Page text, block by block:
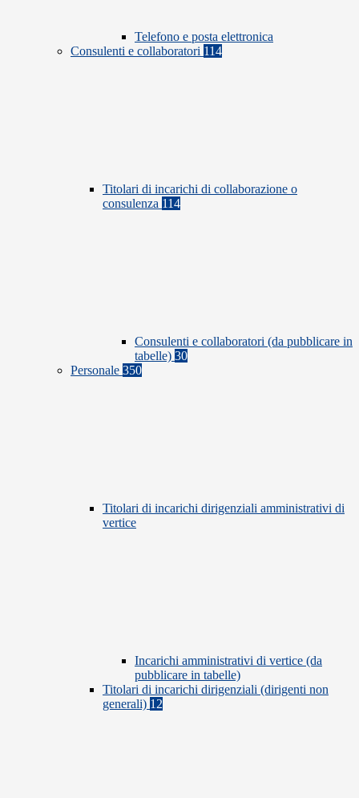
Telefono e posta elettronica
Consulenti e collaboratori 114
Titolari di incarichi di collaborazione o
consulenza 114
Consulenti e collaboratori (da pubblicare in
tabelle) 30
Personale 350
Titolari di incarichi dirigenziali amministrativi di
vertice
Incarichi amministrativi di vertice (da
pubblicare in tabelle)
Titolari di incarichi dirigenziali (dirigenti non
generali) 12